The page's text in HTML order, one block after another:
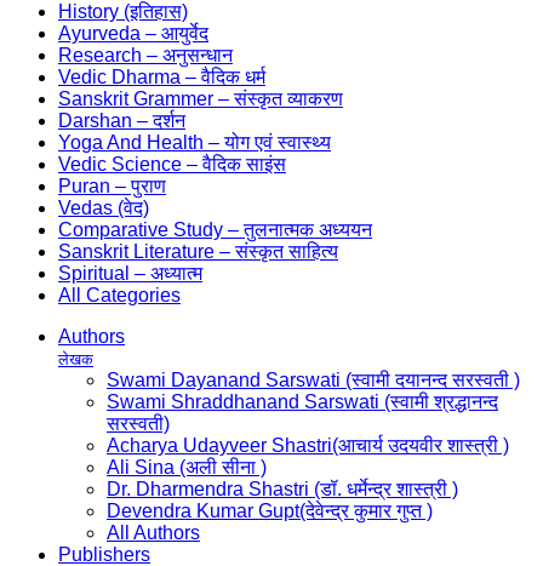
History (इतिहास)
Ayurveda – आयुर्वेद
Research – अनुसन्धान
Vedic Dharma – वैदिक धर्म
Sanskrit Grammer – संस्कृत व्याकरण
Darshan – दर्शन
Yoga And Health – योग एवं स्वास्थ्य
Vedic Science – वैदिक साइंस
Puran – पुराण
Vedas (वेद)
Comparative Study – तुलनात्मक अध्ययन
Sanskrit Literature – संस्कृत साहित्य
Spiritual – अध्यात्म
All Categories
Authors
लेखक
Swami Dayanand Sarswati (स्वामी दयानन्द सरस्वती )
Swami Shraddhanand Sarswati (स्वामी श्रद्धानन्द
सरस्वती)
Acharya Udayveer Shastri(आचार्य उदयवीर शास्त्री )
Ali Sina (अली सीना )
Dr. Dharmendra Shastri (डॉ. धर्मेन्द्र शास्त्री )
Devendra Kumar Gupt(देवेन्द्र कुमार गुप्त )
All Authors
Publishers